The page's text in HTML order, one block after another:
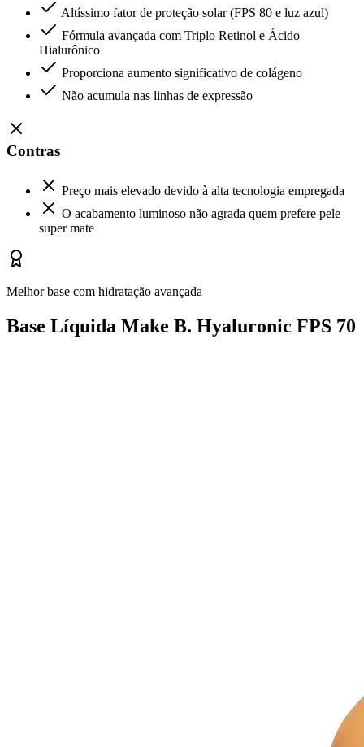
Altíssimo fator de proteção solar (FPS 80 e luz azul)
Fórmula avançada com Triplo Retinol e Ácido
Hialurônico
Proporciona aumento significativo de colágeno
Não acumula nas linhas de expressão
Contras
Preço mais elevado devido à alta tecnologia empregada
O acabamento luminoso não agrada quem prefere pele
super mate
Melhor base com hidratação avançada
Base Líquida Make B. Hyaluronic FPS 70